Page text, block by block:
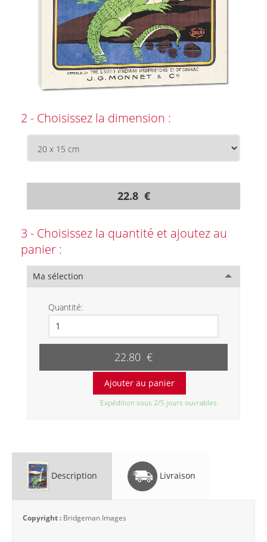
2 - Choisissez la dimension :
22.8 €
3 - Choisissez la quantité et ajoutez au
panier :
Ma sélection
Quantité:
22.80 €
Expédition sous 2/5 jours ouvrables.
Description Livraison
Copyright : Bridgeman Images